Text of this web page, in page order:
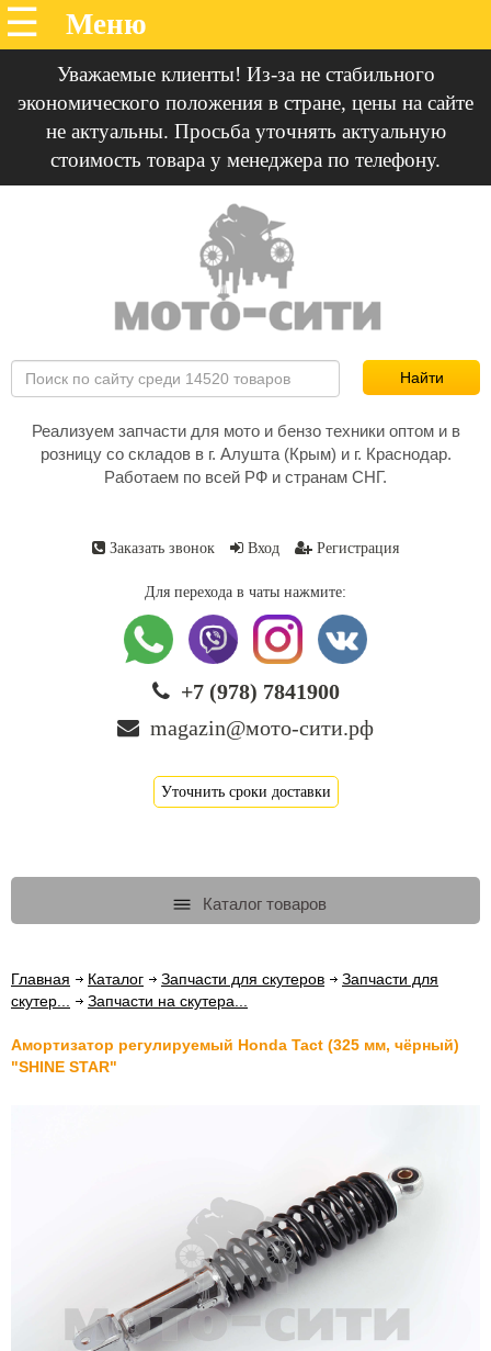
Уважаемые клиенты! Из-за не стабильного
экономического положения в стране, цены на сайте
не актуальны. Просьба уточнять актуальную
стоимость товара у менеджера по телефону.
Реализуем запчасти для мото и бензо техники оптом и в
розницу со складов в г. Алушта (Крым) и г. Краснодар.
Работаем по всей РФ и странам СНГ.
Заказать звонок Вход Регистрация
Для перехода в чаты нажмите:
+7 (978) 7841900
magazin@мото-сити.рф
Уточнить сроки доставки
Каталог товаров
Главная Каталог Запчасти для скутеров
Запчасти для
скутер...
Запчасти на скутера...
Амортизатор регулируемый Honda Tact (325 мм, чёрный)
"SHINE STAR"